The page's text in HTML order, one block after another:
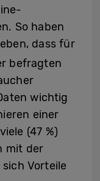
So haben
dass für
befragten
wichtig
einer
(47 %)
mit der
Vorteile